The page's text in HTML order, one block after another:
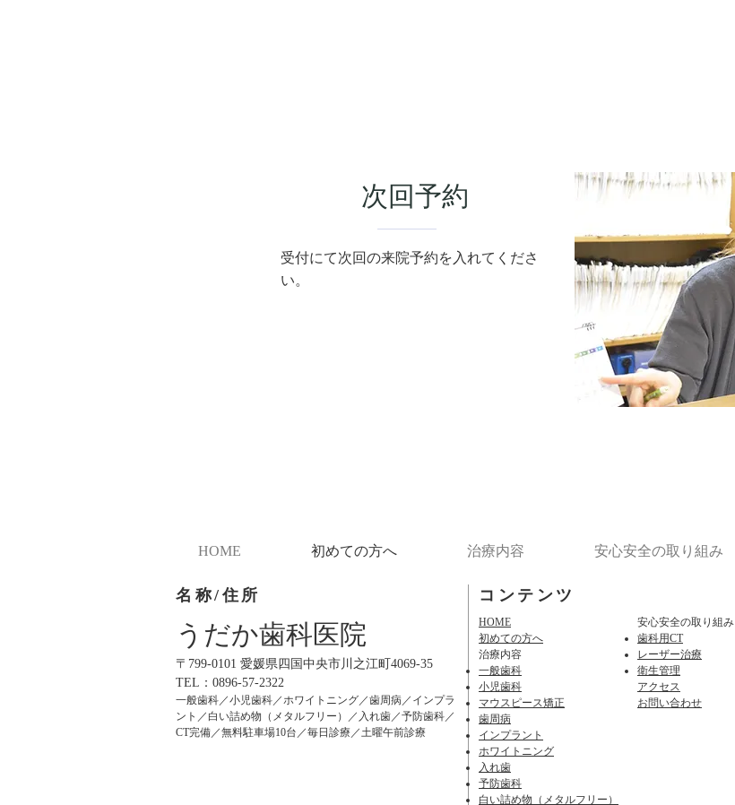
次回予約
受付にて次回の来院予約を入れてくださ
い。
HOME 初めての方へ 治療内容 安心安全の取り組み
名称/住所
うだか歯科医院
〒799-0101 愛媛県四国中央市川之江町4069-35
TEL：0896-57-2322
一般歯科／小児歯科／ホワイトニング／歯周病／インプラ
ント／白い詰め物（メタルフリー）／入れ歯／予防歯科／
CT完備／無料駐車場10台／​毎日診療／土曜午前診療
コンテンツ
HOME
初めての方へ
治療内容
一般歯科
小児歯科
マウスピース矯正
歯周病
インプラント
ホワイトニング
入れ歯
​予防歯科
白い詰め物（メタルフリー）
安心安全の取り組み
歯科用CT
レーザー治療
衛生管理
アクセス
お問い合わせ​